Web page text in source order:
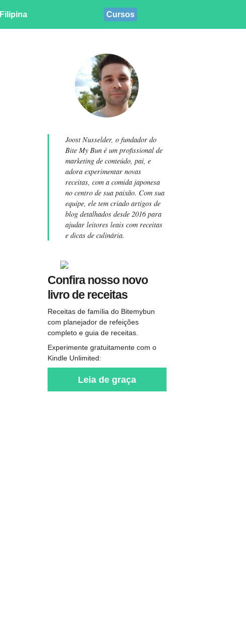
Filipina Cursos
Joost Nusselder, o fundador do
Bite My Bun é um profissional de
marketing de conteúdo, pai, e
adora experimentar novas
receitas, com a comida japonesa
no centro de sua paixão. Com sua
equipe, ele tem criado artigos de
blog detalhados desde 2016 para
ajudar leitores leais com receitas
e dicas de culinária.
Confira nosso novo
livro de receitas
Receitas de família do Bitemybun
com planejador de refeições
completo e guia de receitas.
Experimente gratuitamente com o
Kindle Unlimited:
Leia de graça